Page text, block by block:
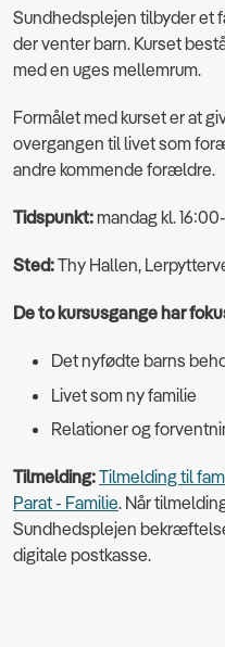
Sundhedsplejen tilbyder et
der venter barn. Kurset
med en uges mellemrum.
Formålet med kurset er at
overgangen til livet som
andre kommende forældre.
Tidspunkt: mandag kl.
Sted:Thy Hallen,
De to kursusgange har
Det nyfødte barns
Livet som ny familie
Relationer og
Tilmelding:Tilmelding til
Parat - Familie. Når
Sundhedsplejen
digitale postkasse.